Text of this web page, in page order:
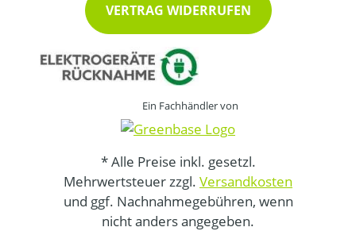
VERTRAG WIDERRUFEN
Ein Fachhändler von
* Alle Preise inkl. gesetzl.
Mehrwertsteuer zzgl. Versandkosten
und ggf. Nachnahmegebühren, wenn
nicht anders angegeben.